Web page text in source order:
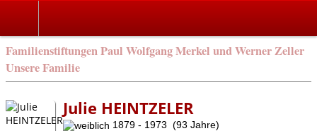
Familienstiftungen Paul Wolfgang Merkel und Werner Zeller
Unsere Familie
Julie HEINTZELER
1879 - 1973 (93 Jahre)